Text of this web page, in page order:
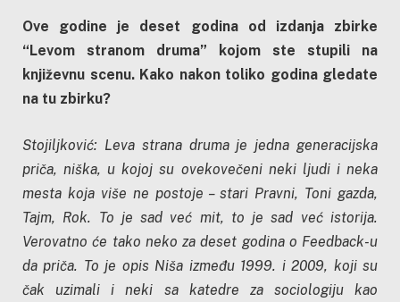
Ove godine je deset godina od izdanja zbirke
“Levom stranom druma” kojom ste stupili na
književnu scenu. Kako nakon toliko godina gledate
na tu zbirku?
Stojiljković: Leva strana druma je jedna generacijska
priča, niška, u kojoj su ovekovečeni neki ljudi i neka
mesta koja više ne postoje – stari Pravni, Toni gazda,
Tajm, Rok. To je sad već mit, to je sad već istorija.
Verovatno će tako neko za deset godina o Feedback-u
da priča. To je opis Niša između 1999. i 2009, koji su
čak uzimali i neki sa katedre za sociologiju kao